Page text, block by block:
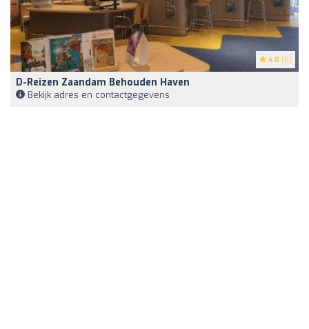
4.8 (5)
D-Reizen Zaandam Behouden Haven
Bekijk adres en contactgegevens